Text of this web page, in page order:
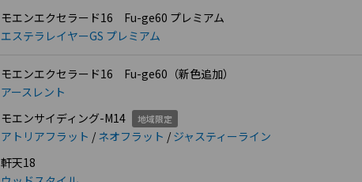
モエンエクセラード16 Fu-ge60 プレミアム
エステラレイヤーGS プレミアム
モエンエクセラード16 Fu-ge60（新色追加）
アースレント
モエンサイディング-M14 地域限定
アトリアフラット / ネオフラット / ジャスティーライン
軒天18